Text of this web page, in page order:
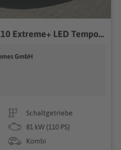
Dacia Jogger 1.0TCe 110 Extreme+ LED Tempomat Totwinkel...
GmbH
Schaltgetriebe
81 kW (110 PS)
Kombi